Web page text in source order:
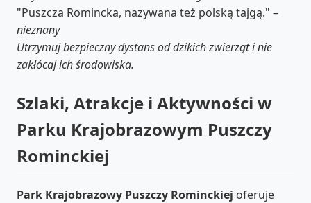
"Puszcza Romincka, nazywana też polską tajgą." –
nieznany
Utrzymuj bezpieczny dystans od dzikich zwierząt i nie
zakłócaj ich środowiska.
Szlaki, Atrakcje i Aktywności w
Parku Krajobrazowym Puszczy
Rominckiej
Park Krajobrazowy Puszczy Rominckiej oferuje